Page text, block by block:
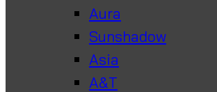
Aura
Sunshadow
Asia
A&T